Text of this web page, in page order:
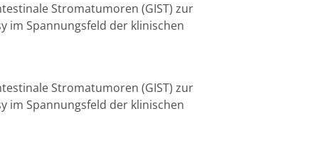
Stromatumoren (GIST) zur
im Spannungsfeld der klinischen
Stromatumoren (GIST) zur
im Spannungsfeld der klinischen